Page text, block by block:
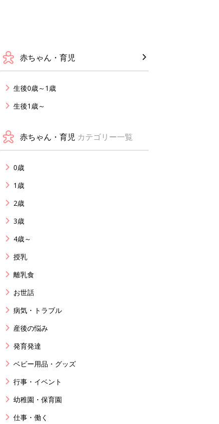
赤ちゃん・育児
生後0歳～1歳
生後1歳～
赤ちゃん・育児 カテゴリー一覧
0歳
1歳
2歳
3歳
4歳～
授乳
離乳食
お世話
病気・トラブル
産後の悩み
発育発達
ベビー用品・グッズ
行事・イベント
幼稚園・保育園
仕事・働く